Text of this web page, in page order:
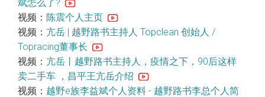
斌怎么了?
视频： 陈震个人主页
视频： 亢岳 | 越野路书主持人 Topclean 创始人 /
Topracing董事长
视频： 亢岳丨越野路书主持人，疫情之下，90后这样
卖二手车 ，昌平王亢岳介绍
视频： 越野e族李益斌个人资料 - 越野路书李总个人简